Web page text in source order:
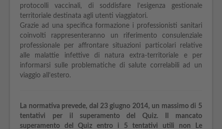
protocolli vaccinali, di soddisfare l’esigenza gestionale
territoriale destinata agli utenti viaggiatori.
Grazie ad una specifica formazione i professionisti sanitari
coinvolti rappresenteranno un riferimento consulenziale
professionale per affrontare situazioni particolari relative
alle malattie infettive di natura extra-territoriale e per
informarsi sulle problematiche di salute correlabili ad un
viaggio all’estero.
La normativa prevede, dal 23 giugno 2014, un massimo di 5
tentativi per il superamento del Quiz. Il mancato
superamento del Quiz entro i 5 tentativi utili non Le